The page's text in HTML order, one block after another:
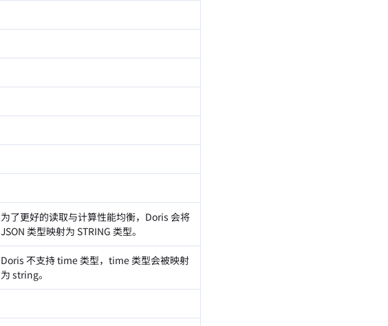
为了更好的读取与计算性能均衡，Doris 会将
JSON 类型映射为 STRING 类型。
Doris 不支持 time 类型，time 类型会被映射
为 string。